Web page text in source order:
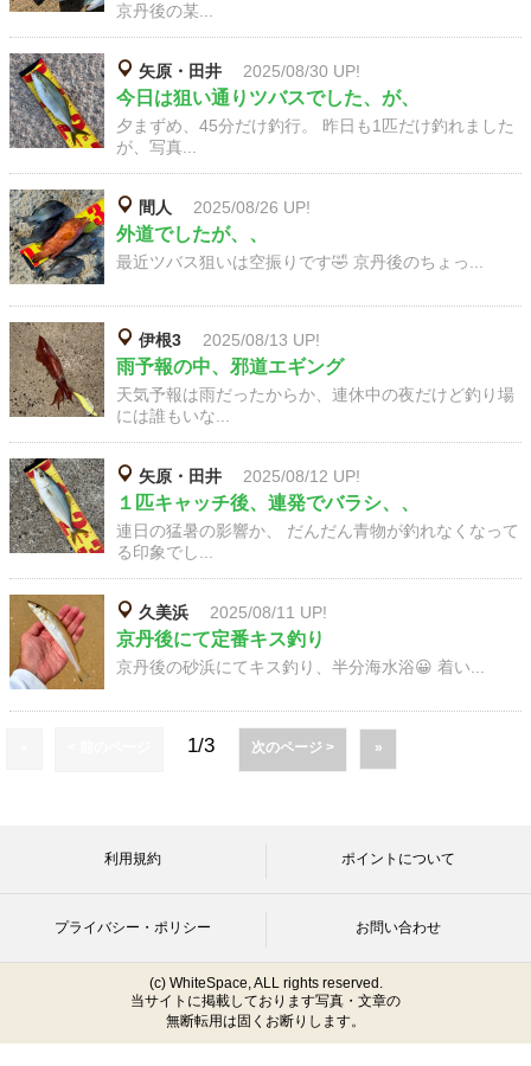
京丹後の某...
矢原・田井 2025/08/30 UP!
今日は狙い通りツバスでした、が、
夕まずめ、45分だけ釣行。 昨日も1匹だけ釣れました
が、写真...
間人 2025/08/26 UP!
外道でしたが、、
最近ツバス狙いは空振りです🤣 京丹後のちょっ...
伊根3 2025/08/13 UP!
雨予報の中、邪道エギング
天気予報は雨だったからか、連休中の夜だけど釣り場
には誰もいな...
矢原・田井 2025/08/12 UP!
１匹キャッチ後、連発でバラシ、、
連日の猛暑の影響か、 だんだん青物が釣れなくなって
る印象でし...
久美浜 2025/08/11 UP!
京丹後にて定番キス釣り
京丹後の砂浜にてキス釣り、半分海水浴😀 着い...
1/3 次のページ > »
利用規約 ポイントについて
プライバシー・ポリシー お問い合わせ
(c) WhiteSpace, ALL rights reserved.
当サイトに掲載しております写真・文章の
無断転用は固くお断りします。